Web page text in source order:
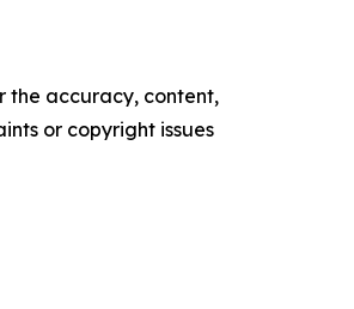
the accuracy, content,
or copyright issues